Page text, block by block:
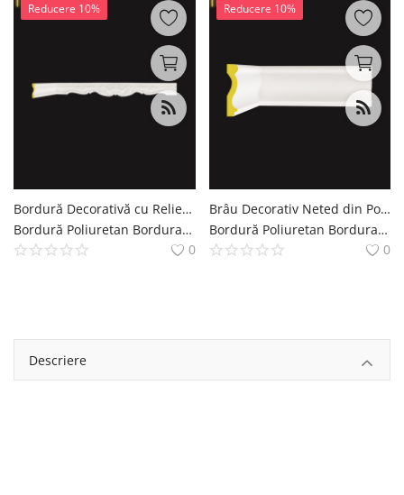
Reducere 10%
Bordură Decorativă cu Relief din Poliuretan 12x3 cm
Bordură Poliuretan Bordura Brau Decoratiuni Casa polure
0
Reducere 10%
Brâu Decorativ Neted din Poliuretan 12 cm pentru Perete
Bordură Poliuretan Bordura Brau Decoratiuni Casa polure
0
Descriere